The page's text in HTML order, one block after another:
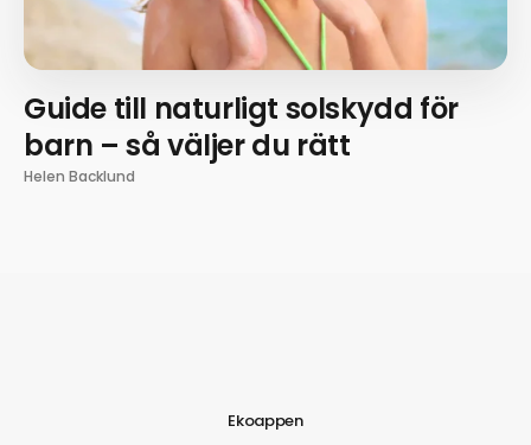
Guide till naturligt solskydd för
barn – så väljer du rätt
Helen Backlund
Ekoappen